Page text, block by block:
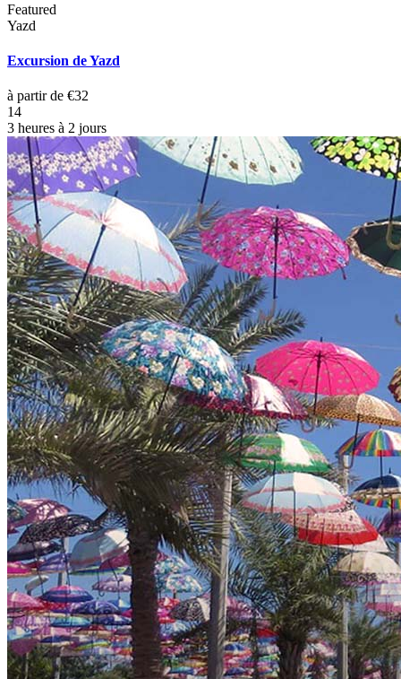
Featured
Yazd
Excursion de Yazd
à partir de €32
14
3 heures à 2 jours